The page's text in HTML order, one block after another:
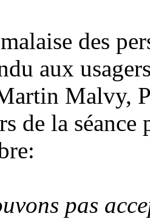
des
aux
Malvy,
de la
pas